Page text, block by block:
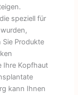
speziell für
Produkte
Ihre Kopfhaut
kann Ihnen